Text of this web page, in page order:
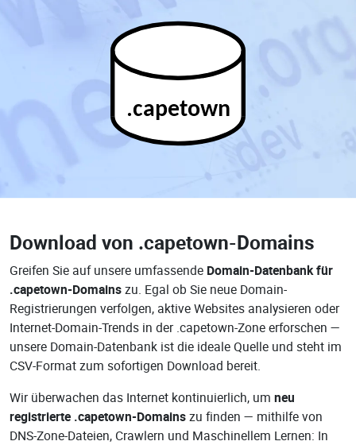
.capetown
Download von .capetown-Domains
Greifen Sie auf unsere umfassende Domain-Datenbank für
.capetown-Domainszu. Egal ob Sie neue Domain-
Registrierungen verfolgen, aktive Websites analysieren oder
Internet-Domain-Trends in der .capetown-Zone erforschen —
unsere Domain-Datenbank ist die ideale Quelle und steht im
CSV-Format zum sofortigen Download bereit.
Wir überwachen das Internet kontinuierlich, um neu
registrierte .capetown-Domainszu finden — mithilfe von
DNS-Zone-Dateien, Crawlern und Maschinellem Lernen: In